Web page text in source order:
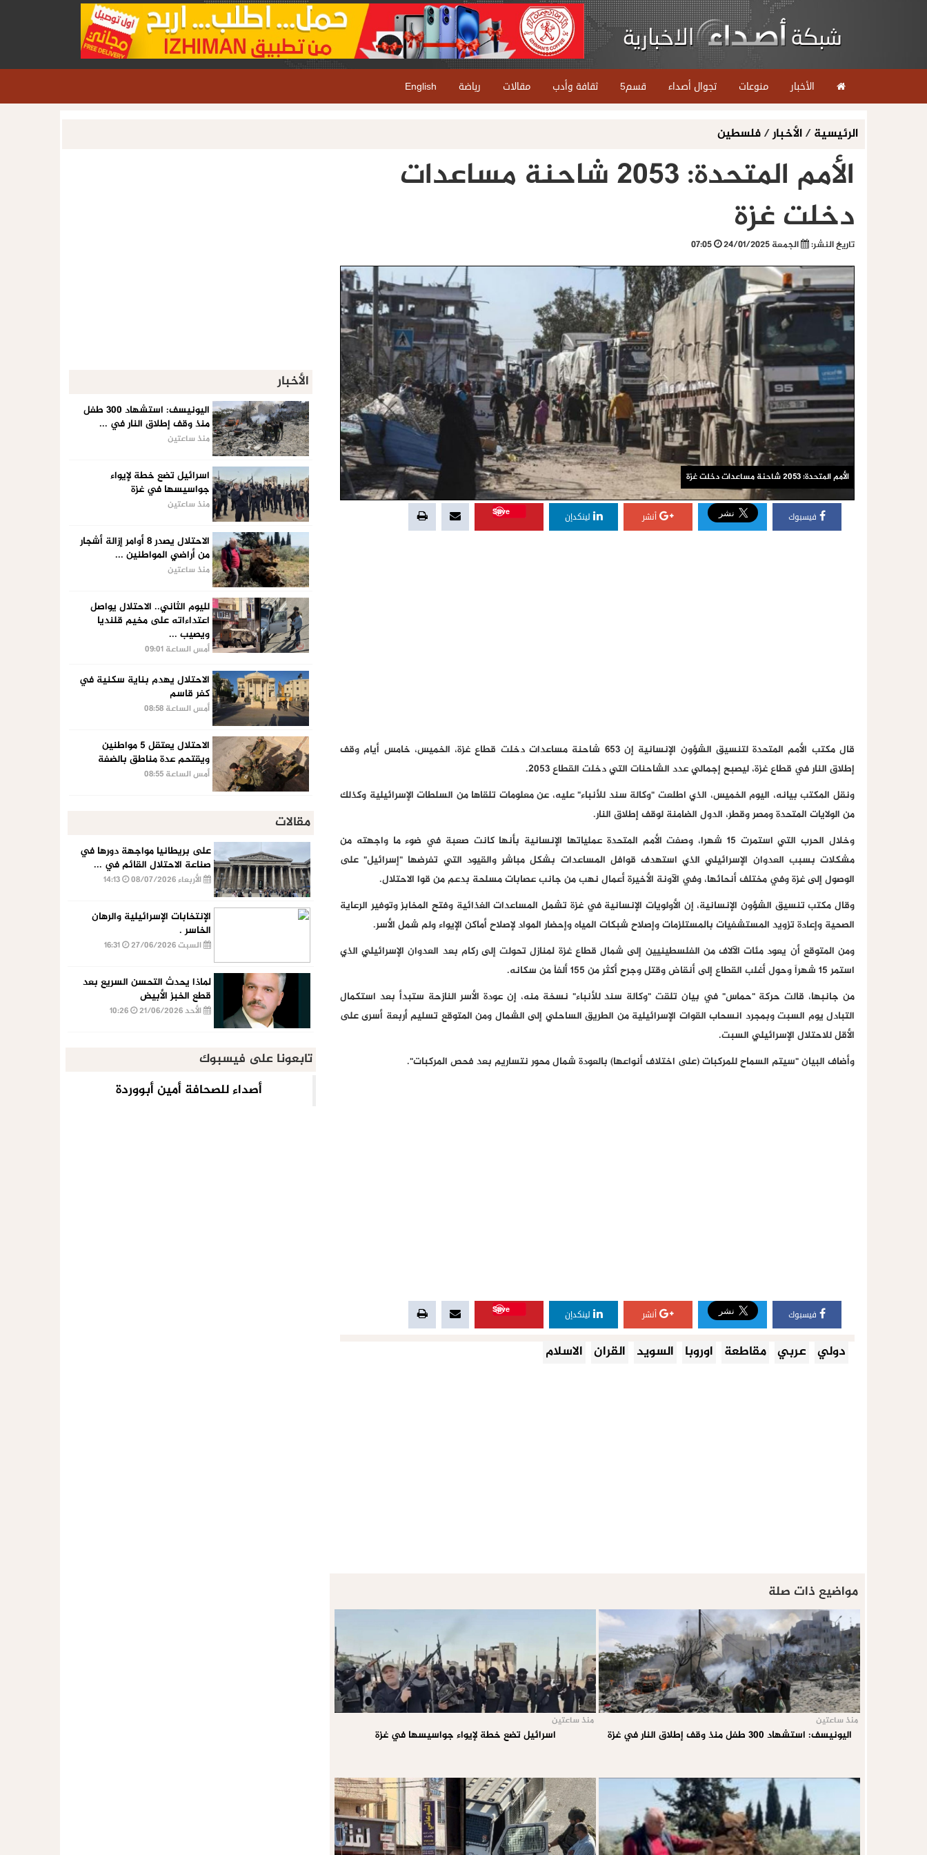
الأخبار منوعات تجوال أصداء قسم5 ثقافة وأدب مقالات رياضة English
الرئيسية/الأخبار/فلسطين
الأمم المتحدة: 2053 شاحنة مساعدات
دخلت غزة
تاريخ النشر: الجمعة 24/01/2025
الأمم المتحدة: 2053 شاحنة مساعدات دخلت غزة
فيسبوك أنشر لينكدإن
Save
قال مكتب الأمم المتحدة لتنسيق الشؤون الإنسانية إن 653 شاحنة مساعدات دخلت قطاع غزة، الخميس، خامس أيام وقف
إطلاق النار في قطاع غزة، ليصبح إجمالي عدد الشاحنات التي دخلت القطاع 2053.
ونقل المكتب بيانه، اليوم الخميس، الذي اطلعت "وكالة سند للأنباء" عليه، عن معلومات تلقاها من السلطات الإسرائيلية وكذلك
من الولايات المتحدة ومصر وقطر، الدول الضامنة لوقف إطلاق النار.
وخلال الحرب التي استمرت 15 شهرا، وصفت الأمم المتحدة عملياتها الإنسانية بأنها كانت صعبة في ضوء ما واجهته من
مشكلات بسبب العدوان الإسرائيلي الذي استهدف قوافل المساعدات بشكل مباشر والقيود التي تفرضها "إسرائيل" على
الوصول إلى غزة وفي مختلف أنحائها، وفي الآونة الأخيرة أعمال نهب من جانب عصابات مسلحة بدعم من قوا الاحتلال.
وقال مكتب تنسيق الشؤون الإنسانية، إن الأولويات الإنسانية في غزة تشمل المساعدات الغذائية وفتح المخابز وتوفير الرعاية
الصحية وإعادة تزويد المستشفيات بالمستلزمات وإصلاح شبكات المياه وإحضار المواد لإصلاح أماكن الإيواء ولم شمل الأسر.
ومن المتوقع أن يعود مئات الآلاف من الفلسطينيين إلى شمال قطاع غزة لمنازل تحولت إلى ركام بعد العدوان الإسرائيلي الذي
استمر 15 شهراً وحول أغلب القطاع إلى أنقاض وقتل وجرح أكثر من 155 ألفاً من سكانه.
من جانبها، قالت حركة "حماس" في بيان تلقت "وكالة سند للأنباء" نسخة منه، إن عودة الأسر النازحة ستبدأ بعد استكمال
التبادل يوم السبت وبمجرد انسحاب القوات الإسرائيلية من الطريق الساحلي إلى الشمال ومن المتوقع تسليم أربعة أسرى على
الأقل للاحتلال الإسرائيلي السبت.
وأضاف البيان "سيتم السماح للمركبات (على اختلاف أنواعها) بالعودة شمال محور نتساريم بعد فحص المركبات".
فيسبوك أنشر لينكدإن
Save
دولي عربي مقاطعة اوروبا السويد القران الاسلام
مواضيع ذات صلة
منذ ساعتين
اليونيسف: استشهاد 300 طفل منذ وقف إطلاق النار في غزة
منذ ساعتين
اسرائيل تضع خطة لإيواء جواسيسها في غزة
الأخبار
اليونيسف: استشهاد 300 طفل
منذ وقف إطلاق النار في ...
منذ ساعتين
اسرائيل تضع خطة لإيواء
جواسيسها في غزة
منذ ساعتين
الاحتلال يصدر 8 أوامر إزالة أشجار
من أراضي المواطنين ...
منذ ساعتين
لليوم الثاني.. الاحتلال يواصل
اعتداءاته على مخيم قلنديا
ويصيب ...
أمس الساعة 09:01
الاحتلال يهدم بناية سكنية في
كفر قاسم
أمس الساعة 08:58
الاحتلال يعتقل 5 مواطنين
ويقتحم عدة مناطق بالضفة
أمس الساعة 08:55
مقالات
على بريطانيا مواجهة دورها في
صناعة الاحتلال القائم في ...
الأربعاء 08/07/2026
الإنتخابات الإسرائيلية والرهان
الخاسر .
السبت 27/06/2026
لماذا يحدث التحسن السريع بعد
قطع الخبز الأبيض
الأحد 21/06/2026
تابعونا على فيسبوك